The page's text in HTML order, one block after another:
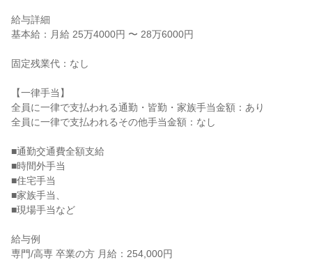
給与詳細
基本給：月給 25万4000円 〜 28万6000円
固定残業代：なし
【一律手当】
全員に一律で支払われる通勤・皆勤・家族手当金額：あり
全員に一律で支払われるその他手当金額：なし
■通勤交通費全額支給
■時間外手当
■住宅手当
■家族手当、
■現場手当など
給与例
専門/高専 卒業の方 月給：254,000円